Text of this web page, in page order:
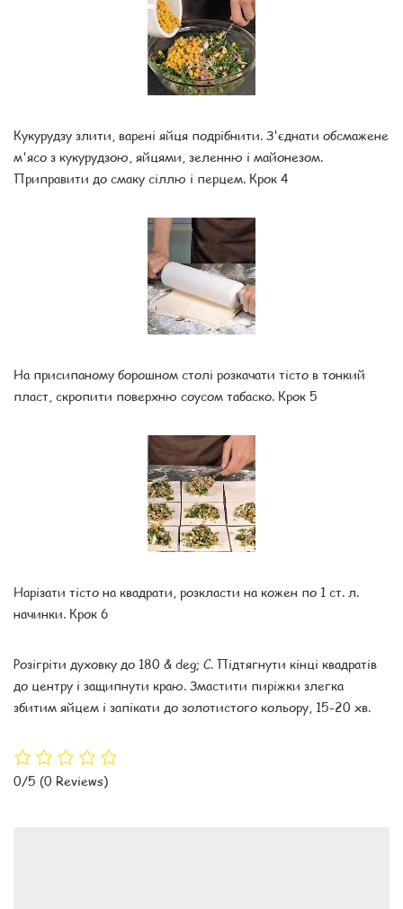
Кукурудзу злити, варені яйця подрібнити. З'єднати обсмажене
м'ясо з кукурудзою, яйцями, зеленню і майонезом.
Приправити до смаку сіллю і перцем. Крок 4
На присипаному борошном столі розкачати тісто в тонкий
пласт, скропити поверхню соусом табаско. Крок 5
Нарізати тісто на квадрати, розкласти на кожен по 1 ст. л.
начинки. Крок 6
Розігріти духовку до 180 & deg; C. Підтягнути кінці квадратів
до центру і защипнути краю. Змастити пиріжки злегка
збитим яйцем і запікати до золотистого кольору, 15-20 хв.
0/5 (0 Reviews)